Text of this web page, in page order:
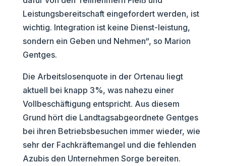
Leistungsbereitschaft eingefordert werden, ist
wichtig. Integration ist keine Dienst-leistung,
sondern ein Geben und Nehmen“, so Marion
Gentges.
Die Arbeitslosenquote in der Ortenau liegt
aktuell bei knapp 3%, was nahezu einer
Vollbeschäftigung entspricht. Aus diesem
Grund hört die Landtagsabgeordnete Gentges
bei ihren Betriebsbesuchen immer wieder, wie
sehr der Fachkräftemangel und die fehlenden
Azubis den Unternehmen Sorge bereiten.